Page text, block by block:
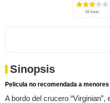
18 notas
Sinopsis
Pelicula no recomendada a menores
A bordo del crucero